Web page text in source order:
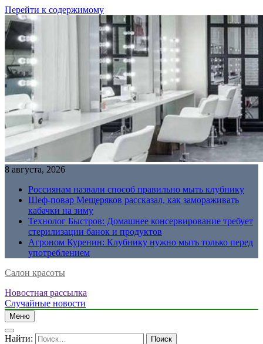
Перейти к содержимому
8 августа, 2026
Россиянам назвали способ правильно мыть клубнику
Шеф-повар Мещеряков рассказал, как замораживать
кабачки на зиму
Технолог Быстров: Домашнее консервирование требует
стерилизации банок и продуктов
Агроном Куренин: Клубнику нужно мыть только перед
употреблением
Салон красоты
Новостная рассылка
Случайные новости
Меню
Найти: